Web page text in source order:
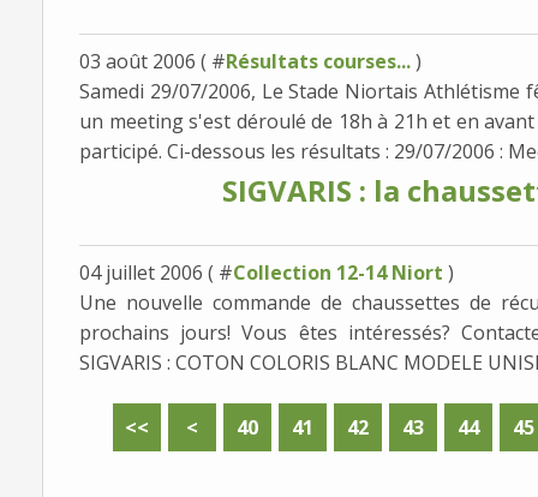
03 août 2006 ( #Résultats courses...)
Samedi 29/07/2006, Le Stade Niortais Athlétisme
un meeting s'est déroulé de 18h à 21h et en
participé. Ci-dessous les résultats : 29/07/2006 :
SIGVARIS : la
04 juillet 2006 ( #Collection 12-14 Niort )
Une nouvelle commande de chaussettes de
prochains jours! Vous êtes intéressés?
SIGVARIS : COTON COLORIS BLANC MODELE
<< < 10
20
30
40 41 42 43 44 45